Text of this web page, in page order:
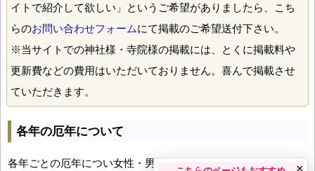
イトで紹介して欲しい」というご希望がありましたら、こち
らのお問い合わせフォームにて掲載のご希望送付下さい。
※当サイトでの神社様・寺院様の掲載には、とくに掲載料や
更新費などの費用はいただいておりません。喜んで掲載させ
ていただきます。
各年の厄年について
各年ごとの厄年につい女性・男性の年齢早見表とともにお伝え